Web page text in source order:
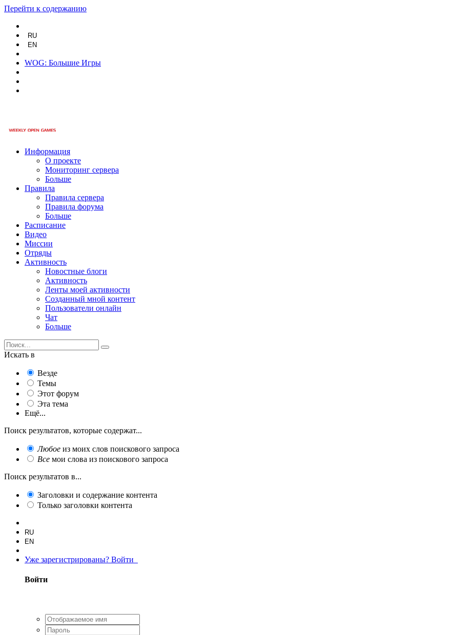
Перейти к содержанию
RU
EN
WOG: Большие Игры
Информация
О проекте
Мониторинг сервера
Больше
Правила
Правила сервера
Правила форума
Больше
Расписание
Видео
Миссии
Отряды
Активность
Новостные блоги
Активность
Ленты моей активности
Созданный мной контент
Пользователи онлайн
Чат
Больше
Искать в
Везде
Темы
Этот форум
Эта тема
Ещё...
Поиск результатов, которые содержат...
Любое из моих слов поискового запроса
Все мои слова из поискового запроса
Поиск результатов в...
Заголовки и содержание контента
Только заголовки контента
RU
EN
Уже зарегистрированы? Войти
Войти